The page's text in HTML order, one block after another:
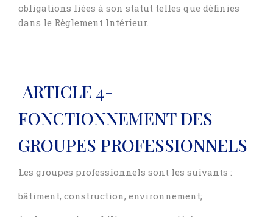
obligations liées à son statut telles que définies
dans le Règlement Intérieur.
ARTICLE 4-
FONCTIONNEMENT DES
GROUPES PROFESSIONNELS
Les groupes professionnels sont les suivants :
bâtiment, construction, environnement;